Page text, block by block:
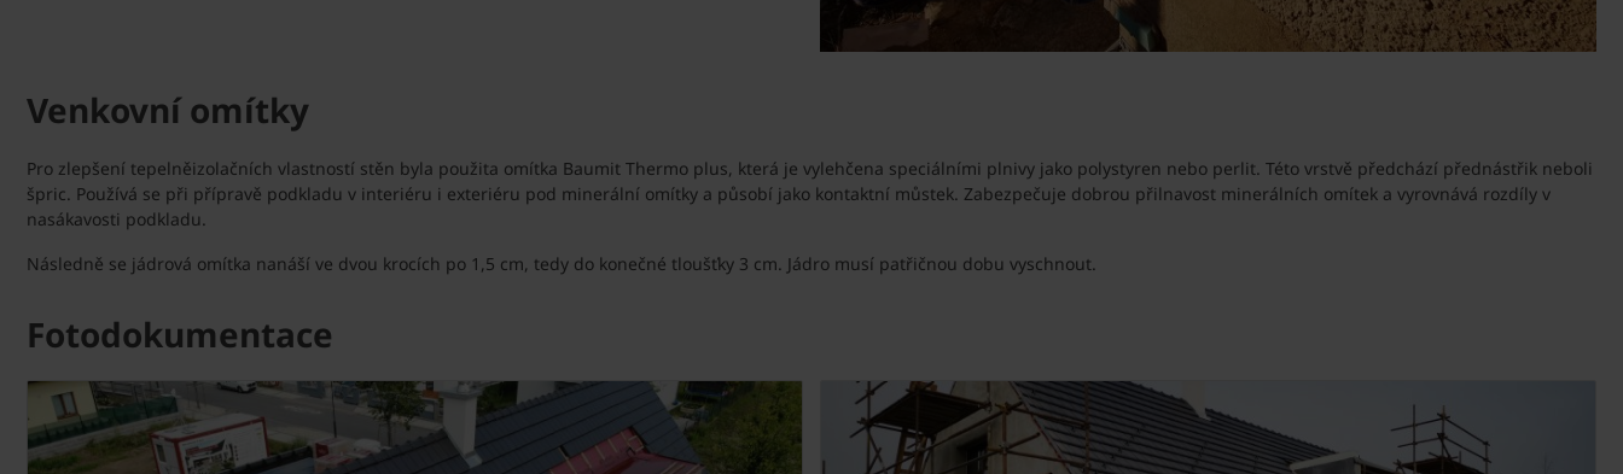
Venkovní omítky
Pro zlepšení tepelněizolačních vlastností stěn byla použita omítka Baumit Thermo plus, která je vylehčena speciálními plnivy jako polystyren nebo perlit. Této vrstvě předchází přednástřik neboli
špric. Používá se při přípravě podkladu v interiéru i exteriéru pod minerální omítky a působí jako kontaktní můstek. Zabezpečuje dobrou přilnavost minerálních omítek a vyrovnává rozdíly v
nasákavosti podkladu.
Následně se jádrová omítka nanáší ve dvou krocích po 1,5 cm, tedy do konečné tloušťky 3 cm. Jádro musí patřičnou dobu vyschnout.
Fotodokumentace